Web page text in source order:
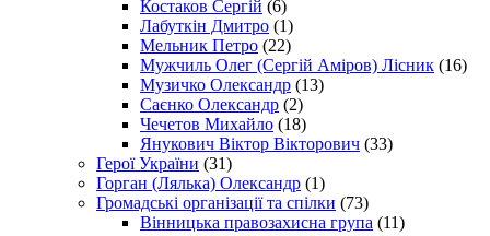
Костаков Сергій (6)
Лабуткін Дмитро (1)
Мельник Петро (22)
Мужчиль Олег (Сергій Аміров) Лісник (16)
Музичко Олександр (13)
Саєнко Олександр (2)
Чечетов Михайло (18)
Янукович Віктор Вікторович (33)
Герої України (31)
Горган (Лялька) Олександр (1)
Громадські організації та спілки (73)
Вінницька правозахисна група (11)